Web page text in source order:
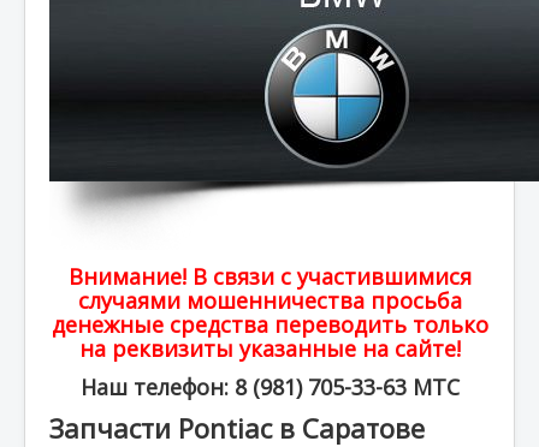
Внимание! В связи с участившимися
случаями мошенничества просьба
денежные средства переводить только
на реквизиты указанные на сайте!
Наш телефон: 8 (981) 705-33-63 МТС
Запчасти Pontiac в Саратове